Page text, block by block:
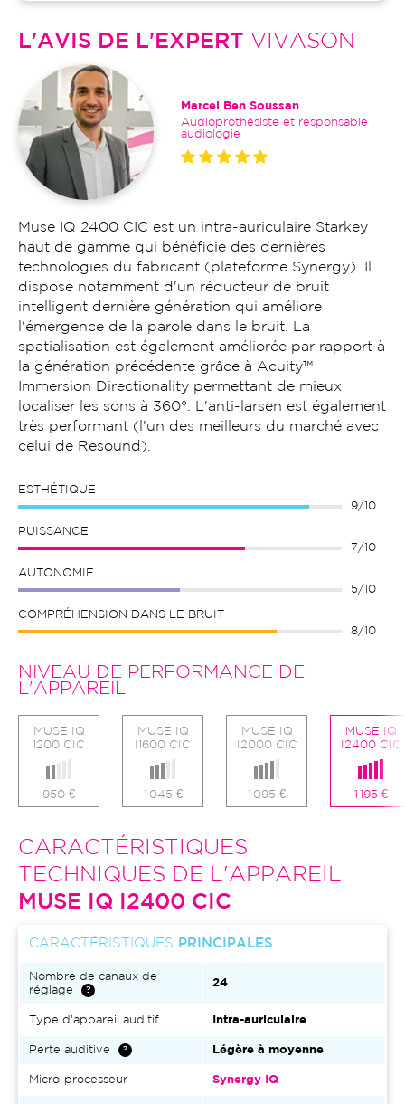
L'AVIS DE L'EXPERT VIVASON
Marcel Ben Soussan
Audioprothésiste et responsable
audiologie
Muse IQ 2400 CIC est un intra-auriculaire Starkey
haut de gamme qui bénéficie des dernières
technologies du fabricant (plateforme Synergy). Il
dispose notamment d'un réducteur de bruit
intelligent dernière génération qui améliore
l'émergence de la parole dans le bruit. La
spatialisation est également améliorée par rapport à
la génération précédente grâce à Acuity™
Immersion Directionality permettant de mieux
localiser les sons à 360°. L'anti-larsen est également
très performant (l'un des meilleurs du marché avec
celui de Resound).
ESTHÉTIQUE
9/10
PUISSANCE
7/10
AUTONOMIE
5/10
COMPRÉHENSION DANS LE BRUIT
8/10
NIVEAU DE PERFORMANCE DE
L'APPAREIL
MUSE IQ
1200 CIC
950 €
MUSE IQ
I1600 CIC
1 045 €
MUSE IQ
I2000 CIC
1 095 €
MUSE IQ
I2400 CIC
1 195 €
CARACTÉRISTIQUES
TECHNIQUES DE L'APPAREIL
MUSE IQ I2400 CIC
CARACTÉRISTIQUES PRINCIPALES
Nombre de canaux de
réglage
24
Type d'appareil auditif Intra-auriculaire
Perte auditive Légère à moyenne
Micro-processeur Synergy IQ